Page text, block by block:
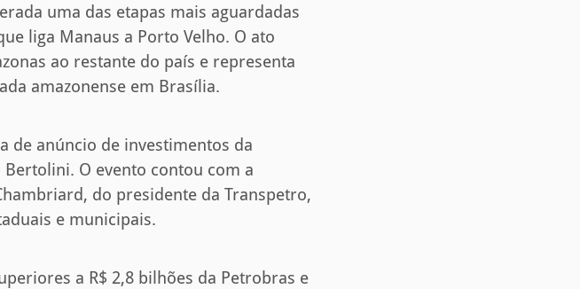
uma das etapas mais aguardadas
liga Manaus a Porto Velho. O ato
ao restante do país e representa
amazonense em Brasília.
de anúncio de investimentos da
O evento contou com a
do presidente da Transpetro,
e municipais.
a R$ 2,8 bilhões da Petrobras e